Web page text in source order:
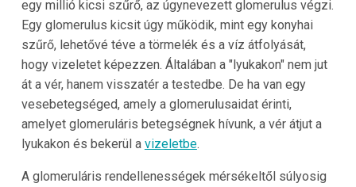
egy millió kicsi szűrő, az úgynevezett glomerulus végzi.
Egy glomerulus kicsit úgy működik, mint egy konyhai
szűrő, lehetővé téve a törmelék és a víz átfolyását,
hogy vizeletet képezzen. Általában a "lyukakon" nem jut
át a vér, hanem visszatér a testedbe. De ha van egy
vesebetegséged, amely a glomerulusaidat érinti,
amelyet glomeruláris betegségnek hívunk, a vér átjut a
lyukakon és bekerül a vizeletbe.
A glomeruláris rendellenességek mérsékeltől súlyosig